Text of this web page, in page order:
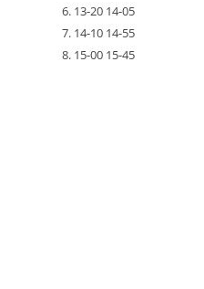
6. 13-20 14-05
7. 14-10 14-55
8. 15-00 15-45